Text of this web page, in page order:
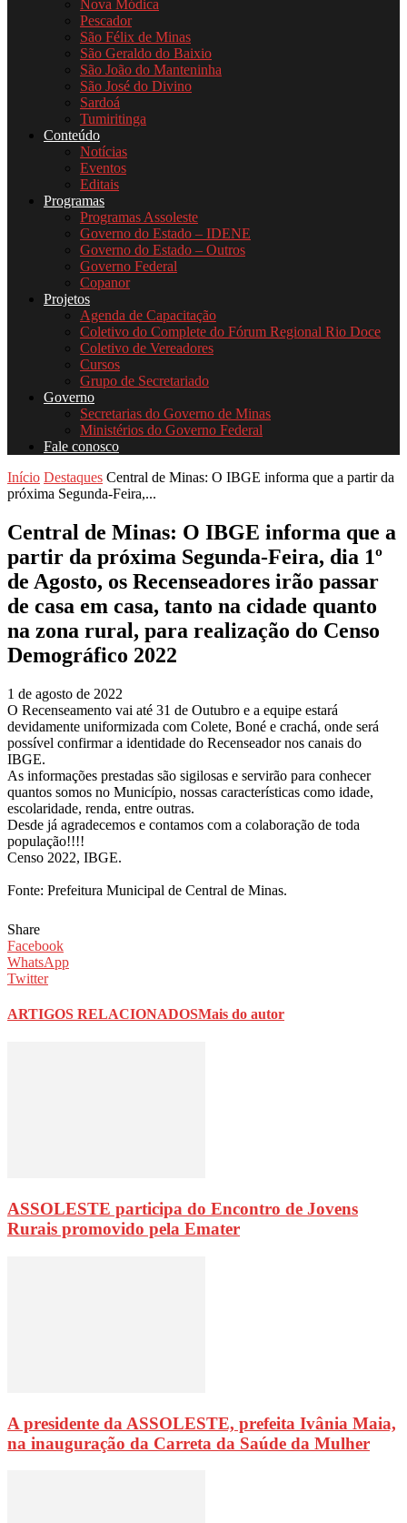
Nova Módica
Pescador
São Félix de Minas
São Geraldo do Baixio
São João do Manteninha
São José do Divino
Sardoá
Tumiritinga
Conteúdo
Notícias
Eventos
Editais
Programas
Programas Assoleste
Governo do Estado – IDENE
Governo do Estado – Outros
Governo Federal
Copanor
Projetos
Agenda de Capacitação
Coletivo do Complete do Fórum Regional Rio Doce
Coletivo de Vereadores
Cursos
Grupo de Secretariado
Governo
Secretarias do Governo de Minas
Ministérios do Governo Federal
Fale conosco
Início Destaques Central de Minas: O IBGE informa que a partir da
próxima Segunda-Feira,...
Central de Minas: O IBGE informa que a
partir da próxima Segunda-Feira, dia 1º
de Agosto, os Recenseadores irão passar
de casa em casa, tanto na cidade quanto
na zona rural, para realização do Censo
Demográfico 2022
1 de agosto de 2022
O Recenseamento vai até 31 de Outubro e a equipe estará
devidamente uniformizada com Colete, Boné e crachá, onde será
possível confirmar a identidade do Recenseador nos canais do
IBGE.
As informações prestadas são sigilosas e servirão para conhecer
quantos somos no Município, nossas características como idade,
escolaridade, renda, entre outras.
Desde já agradecemos e contamos com a colaboração de toda
população!!!!
Censo 2022, IBGE.
Fonte: Prefeitura Municipal de Central de Minas.
Share
Facebook
WhatsApp
Twitter
ARTIGOS RELACIONADOSMais do autor
ASSOLESTE participa do Encontro de Jovens
Rurais promovido pela Emater
A presidente da ASSOLESTE, prefeita Ivânia Maia,
na inauguração da Carreta da Saúde da Mulher